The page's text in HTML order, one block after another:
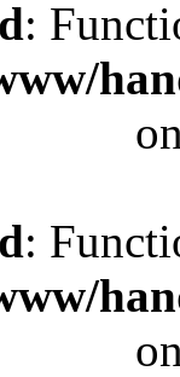
:
: